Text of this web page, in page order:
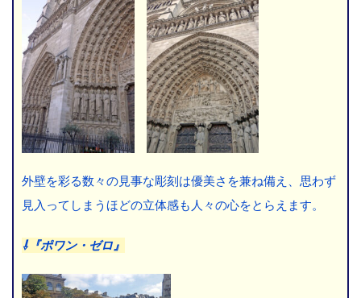
外壁を彩る数々の見事な彫刻は優美さを兼ね備え、思わず
見入ってしまうほどの立体感も人々の心をとらえます。
⇩『ポワン・ゼロ』